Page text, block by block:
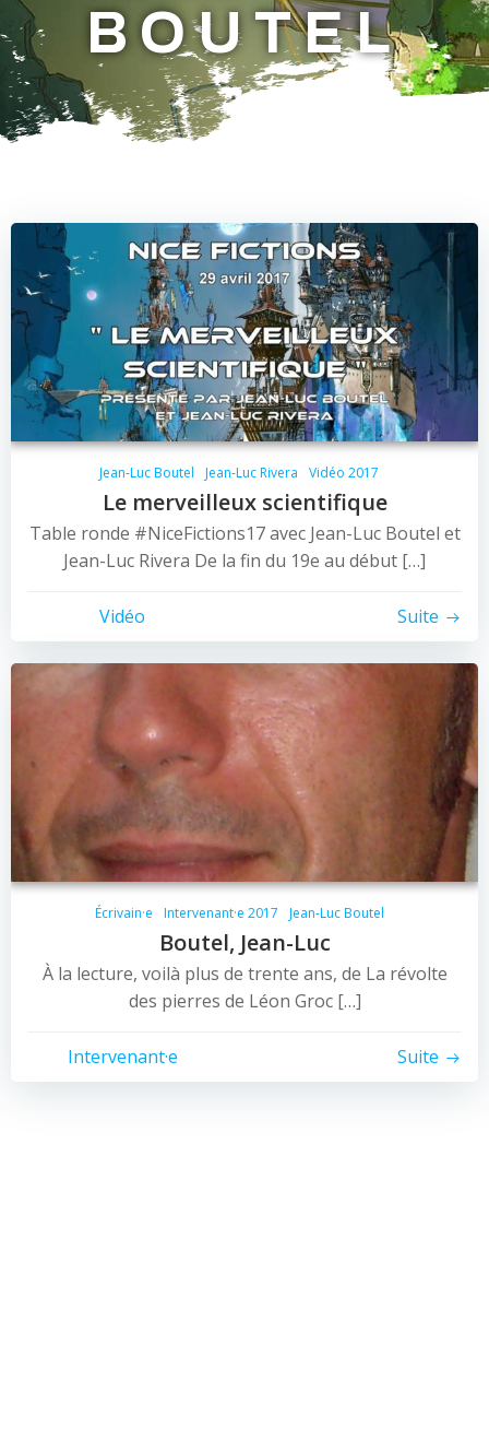
BOUTEL
Jean-Luc Boutel Jean-Luc Rivera Vidéo 2017
Le merveilleux scientifique
Table ronde #NiceFictions17 avec Jean-Luc Boutel et
Jean-Luc Rivera De la fin du 19e au début […]
Vidéo Suite
Écrivain·e Intervenant·e 2017 Jean-Luc Boutel
Boutel, Jean-Luc
À la lecture, voilà plus de trente ans, de La révolte
des pierres de Léon Groc […]
Intervenant·e Suite